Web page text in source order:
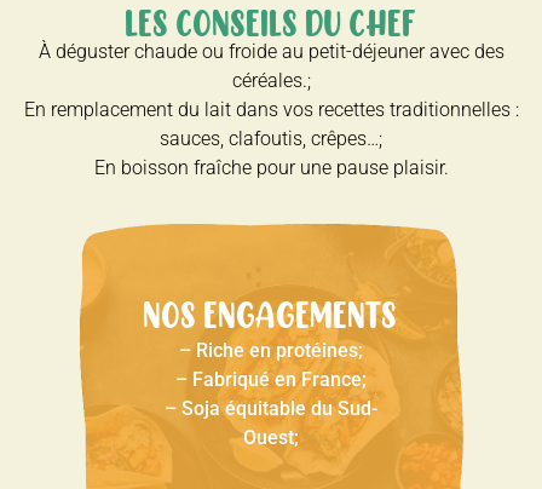
LES CONSEILS DU CHEF
À déguster chaude ou froide au petit-déjeuner avec des
céréales.;
En remplacement du lait dans vos recettes traditionnelles :
sauces, clafoutis, crêpes…;
En boisson fraîche pour une pause plaisir.
NOS ENGAGEMENTS
– Riche en protéines;
– Fabriqué en France;
– Soja équitable du Sud-
Ouest;